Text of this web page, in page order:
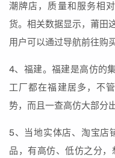
潮牌店，质量和服务相
货。相关数据显示，莆田
用户可以通过导航前往购买
4、福建。福建是高仿的
工厂都在福建居多，不
势，而且一查高仿大部分
5、当地实体店、淘宝店
品，有高仿、低仿之分